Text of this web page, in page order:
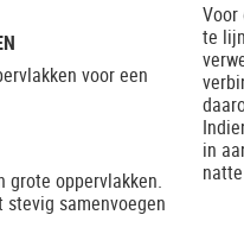
voor een
grote oppervlakken.
samenvoegen
te
in